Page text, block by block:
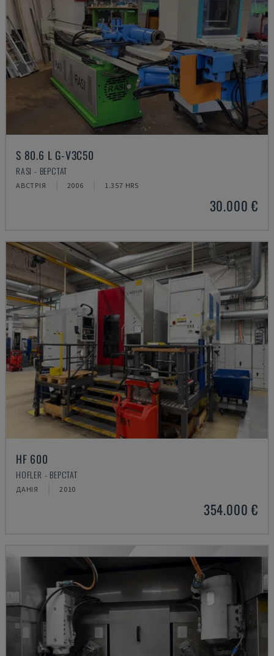
S 80.6 L G-V3C50
RASI - ВЕРСТАТ
АВСТРІЯ 2006 1.357 HRS
30.000 €
HF 600
HOFLER - ВЕРСТАТ
ДАНІЯ 2010
354.000 €